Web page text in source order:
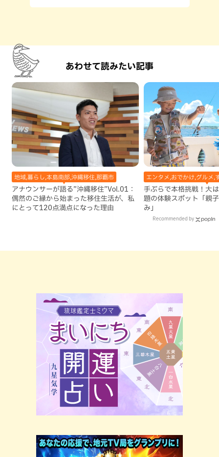
あわせて読みたい記事
地域,暮らし,本島南部,沖縄移住,那覇市
アナウンサーが語る”沖縄移住”Vol.01：
偶然のご縁から始まった移住生活が、私
にとって120点満点になった理由
エンタメ,おでかけ,グルメ,
手ぶらで本格挑戦！大
題の体験スポット「親
み」
Recommended by